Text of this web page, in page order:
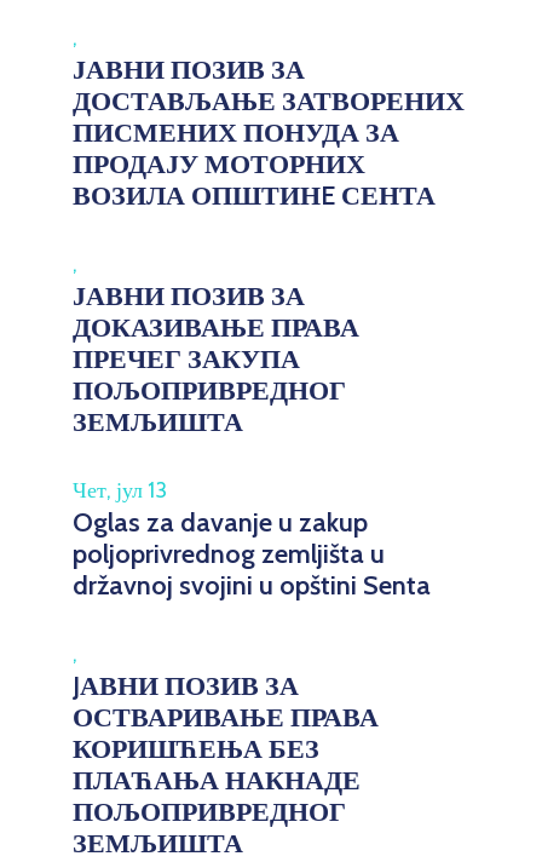
,
ЈАВНИ ПОЗИВ ЗА
ДОСТАВЉАЊЕ ЗАТВОРЕНИХ
ПИСМЕНИХ ПОНУДА ЗА
ПРОДАЈУ МОТОРНИХ
ВОЗИЛА ОПШТИНE СЕНТА
,
ЈАВНИ ПОЗИВ ЗА
ДОКАЗИВАЊЕ ПРАВА
ПРЕЧЕГ ЗАКУПА
ПОЉОПРИВРЕДНОГ
ЗЕМЉИШТА
Чет, јул 13
Oglas za davanje u zakup
poljoprivrednog zemljišta u
državnoj svojini u opštini Senta
,
JАВНИ ПОЗИВ ЗА
ОСТВАРИВАЊЕ ПРАВА
КОРИШЋЕЊА БЕЗ
ПЛАЋАЊА НАКНАДЕ
ПОЉОПРИВРЕДНОГ
ЗЕМЉИШТА